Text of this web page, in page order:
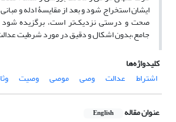
ایشان استخراج شود و بعد از مقایسۀ ادله و
صحت و درستی نزدیک‌تر است، برگزیده شود
جامع،بدون اشکال و دقیق در مورد شرطیت
کلیدواژه‌ها
اشتراط
عدالت وصی موصی وصیت
عنوان مقاله English